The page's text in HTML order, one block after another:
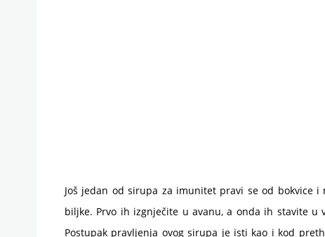
Još jedan od sirupa za imunitet pravi se od bokvice
biljke. Prvo ih izgnječite u avanu, a onda ih stavite u
Postupak pravljenja ovog sirupa je isti kao i kod